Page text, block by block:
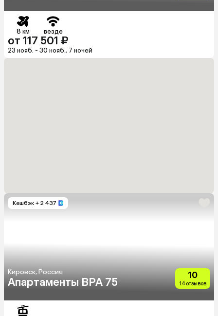
8 км везде
от 117 501 ₽
23 нояб. - 30 нояб., 7 ночей
Кешбэк + 2 437
Кировск, Россия
Апартаменты BPA 75
10
14 отзывов